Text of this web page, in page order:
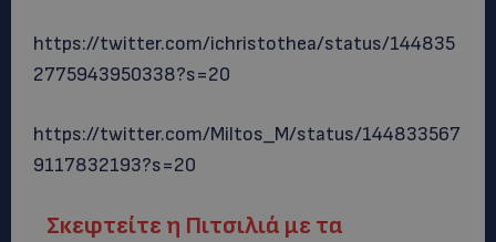
https://twitter.com/ichristothea/status/144835
2775943950338?s=20
https://twitter.com/Miltos_M/status/144833567
9117832193?s=20
Σκεφτείτε η Πιτσιλιά με τα